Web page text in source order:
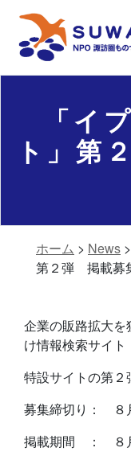
「イ
ト」第
ホーム > News >
第２弾 掲載募
企業の販路拡大
け情報検索サイト
特設サイトの第２
募集締切り： ８
掲載期間 ： ８